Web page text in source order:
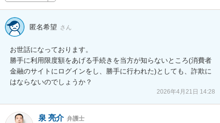
匿名希望 さん
お世話になっております。
勝手に利用限度額をあげる手続きを当方が知らないところ(消費者
金融のサイトにログインをし、勝手に行われた)としても、詐欺に
はならないのでしょうか？
2026年4月21日 14:28
泉 亮介 弁護士